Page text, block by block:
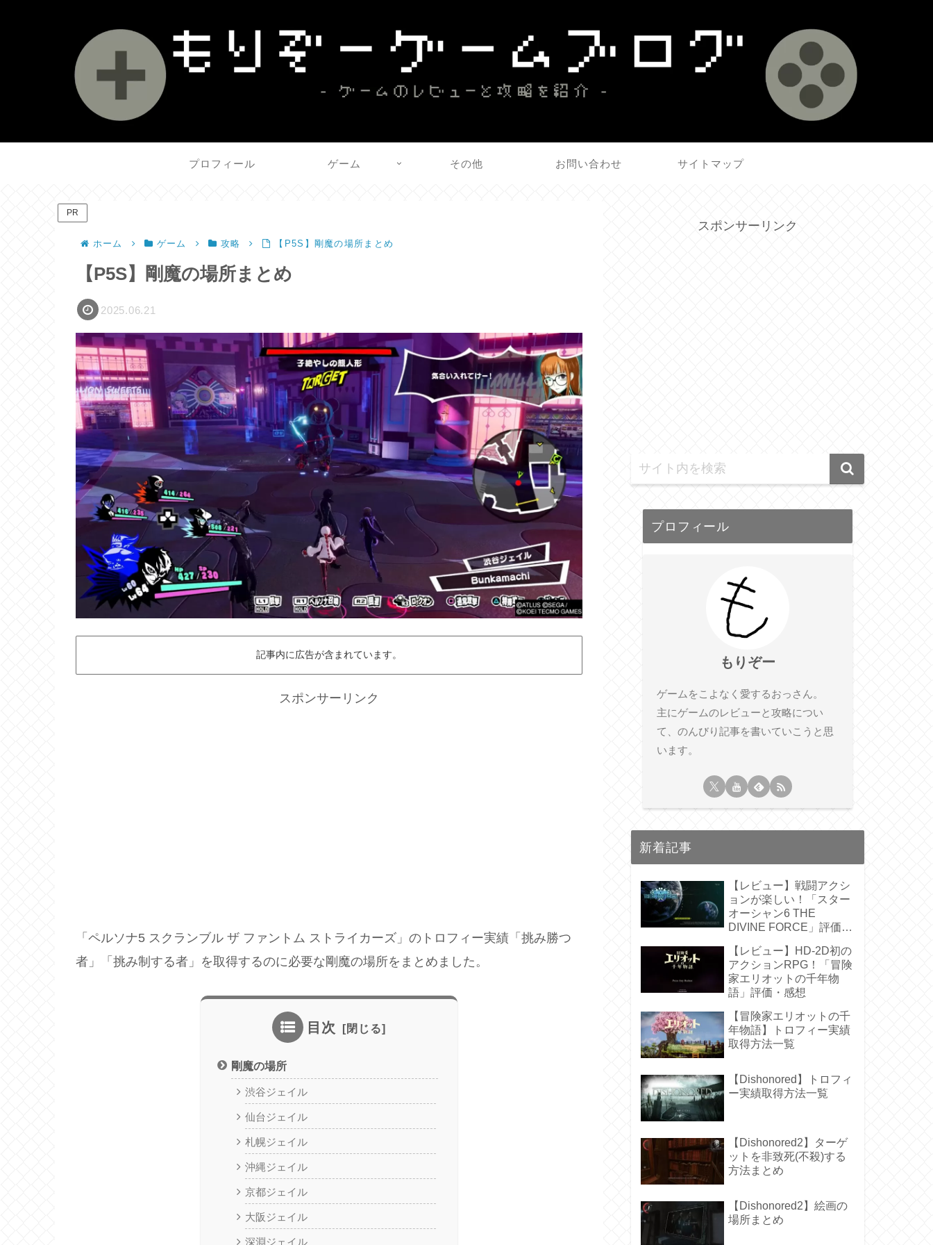
プロフィール ゲーム その他 お問い合わせ サイトマップ
PR
ホーム ゲーム 攻略 【P5S】剛魔の場所まとめ
【P5S】剛魔の場所まとめ
2025.06.21
記事内に広告が含まれています。
スポンサーリンク
「ペルソナ5 スクランブル ザ ファントム ストライカーズ」のトロフィー実績「挑み勝つ
者」「挑み制する者」を取得するのに必要な剛魔の場所をまとめました。
目次
剛魔の場所
渋谷ジェイル
仙台ジェイル
札幌ジェイル
沖縄ジェイル
京都ジェイル
大阪ジェイル
深淵ジェイル
スポンサーリンク
プロフィール
もりぞー
ゲームをこよなく愛するおっさん。
主にゲームのレビューと攻略につい
て、のんびり記事を書いていこうと思
います。
新着記事
【レビュー】戦闘アクシ
ョンが楽しい！「スター
オーシャン6 THE
DIVINE FORCE」評価・
【レビュー】HD-2D初の
アクションRPG！「冒険
家エリオットの千年物
語」評価・感想
【冒険家エリオットの千
年物語】トロフィー実績
取得方法一覧
【Dishonored】トロフィ
ー実績取得方法一覧
【Dishonored2】ターゲ
ットを非致死(不殺)する
方法まとめ
【Dishonored2】絵画の
場所まとめ